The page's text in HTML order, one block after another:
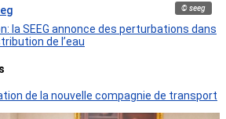
© seeg
la SEEG annonce des perturbations dans
de l’eau
de la nouvelle compagnie de transport